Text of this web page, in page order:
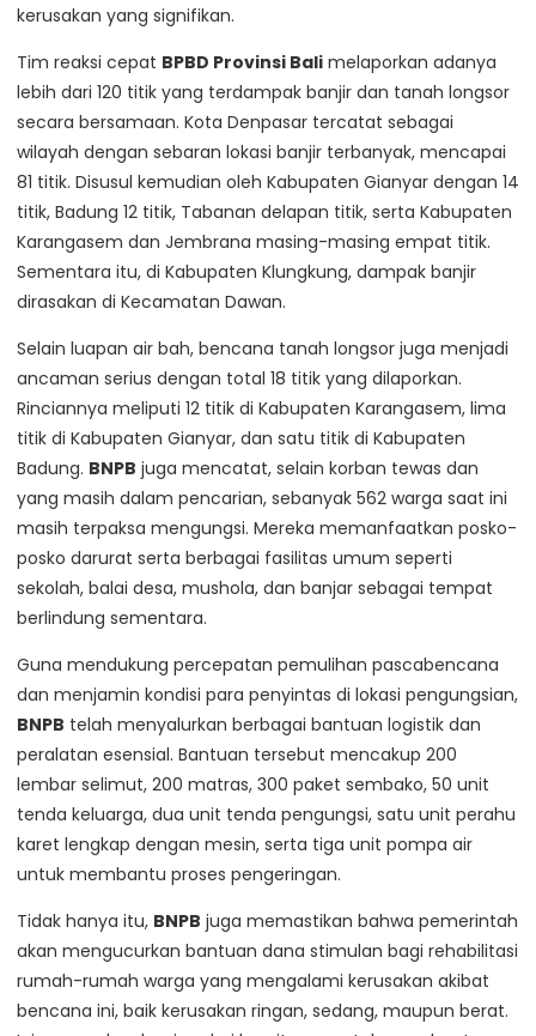
kerusakan yang signifikan.
Tim reaksi cepat BPBD Provinsi Bali melaporkan adanya
lebih dari 120 titik yang terdampak banjir dan tanah longsor
secara bersamaan. Kota Denpasar tercatat sebagai
wilayah dengan sebaran lokasi banjir terbanyak, mencapai
81 titik. Disusul kemudian oleh Kabupaten Gianyar dengan 14
titik, Badung 12 titik, Tabanan delapan titik, serta Kabupaten
Karangasem dan Jembrana masing-masing empat titik.
Sementara itu, di Kabupaten Klungkung, dampak banjir
dirasakan di Kecamatan Dawan.
Selain luapan air bah, bencana tanah longsor juga menjadi
ancaman serius dengan total 18 titik yang dilaporkan.
Rinciannya meliputi 12 titik di Kabupaten Karangasem, lima
titik di Kabupaten Gianyar, dan satu titik di Kabupaten
Badung. BNPB juga mencatat, selain korban tewas dan
yang masih dalam pencarian, sebanyak 562 warga saat ini
masih terpaksa mengungsi. Mereka memanfaatkan posko-
posko darurat serta berbagai fasilitas umum seperti
sekolah, balai desa, mushola, dan banjar sebagai tempat
berlindung sementara.
Guna mendukung percepatan pemulihan pascabencana
dan menjamin kondisi para penyintas di lokasi pengungsian,
BNPB telah menyalurkan berbagai bantuan logistik dan
peralatan esensial. Bantuan tersebut mencakup 200
lembar selimut, 200 matras, 300 paket sembako, 50 unit
tenda keluarga, dua unit tenda pengungsi, satu unit perahu
karet lengkap dengan mesin, serta tiga unit pompa air
untuk membantu proses pengeringan.
Tidak hanya itu, BNPB juga memastikan bahwa pemerintah
akan mengucurkan bantuan dana stimulan bagi rehabilitasi
rumah-rumah warga yang mengalami kerusakan akibat
bencana ini, baik kerusakan ringan, sedang, maupun berat.